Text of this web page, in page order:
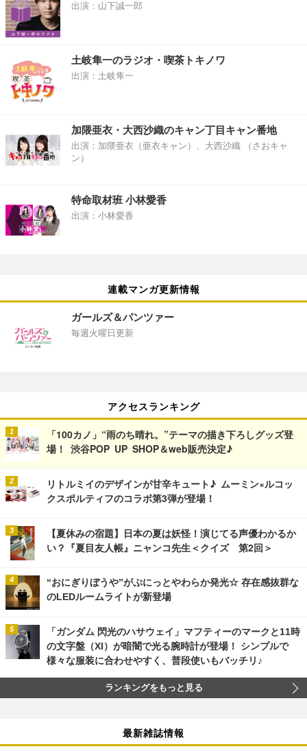
出演：山下誠一郎
土岐隼一のラジオ・喫茶トキノワ
出演：土岐隼一
加隈亜衣・大西沙織のキャン丁目キャン番地
出演：加隈亜衣（亜衣キャン）、大西沙織 （さおキャ
ン）
特命取材班 小林愛香
出演：小林愛香
連載マンガ更新情報
ガールズ＆パンツァー
毎週火曜日更新
アクセスランキング
「100カノ」“雨のち晴れ。”テーマの描き下ろしグッズ登
場！ 渋谷POP UP SHOP＆web販売決定♪
リトルミイのデザインが甘辛キュート♪ ムーミン×ルコッ
クスポルティフのコラボ第3弾が登場！
【夏休みの宿題】日本の夏は妖怪！演じてる声優わかるか
い？『夏目友人帳』ニャンコ先生＜クイズ 第2回＞
“おにぎりぼうや”がぷにっとやわらか発光☆ 存在感抜群な
のLEDルームライトが新登場
「ガンダム 閃光のハサウェイ」マフティーのマークと11時
の文字盤（XI）が暗闇で光る腕時計が登場！ シンプルで
様々な服装に合わせやすく、普段使いもバッチリ♪
ランキングをもっと見る
最新雑誌情報